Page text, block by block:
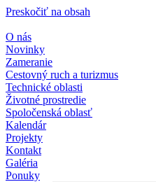
Preskočiť na obsah
O nás
Novinky
Zameranie
Cestovný ruch a turizmus
Technické oblasti
Životné prostredie
Spoločenská oblasť
Kalendár
Projekty
Kontakt
Galéria
Ponuky